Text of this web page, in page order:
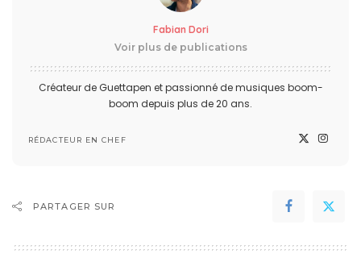
Fabian Dori
Voir plus de publications
Créateur de Guettapen et passionné de musiques boom-
boom depuis plus de 20 ans.
RÉDACTEUR EN CHEF
PARTAGER SUR